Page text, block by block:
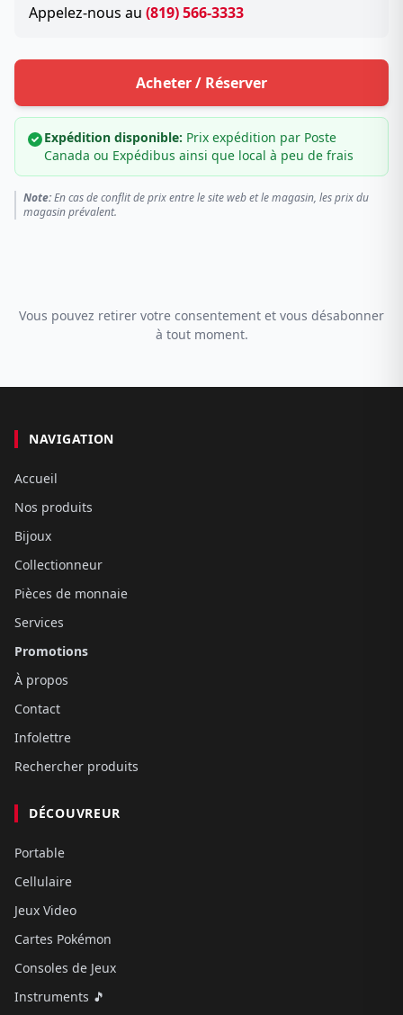
Appelez-nous au (819) 566-3333
Acheter / Réserver
Expédition disponible: Prix expédition par Poste
Canada ou Expédibus ainsi que local à peu de frais
Note:En cas de conflit de prix entre le site web et le magasin, les prix du
magasin prévalent.
Vous pouvez retirer votre consentement et vous désabonner
à tout moment.
NAVIGATION
Accueil
Nos produits
Bijoux
Collectionneur
Pièces de monnaie
Services
Promotions
À propos
Contact
Infolettre
Rechercher produits
DÉCOUVREUR
Portable
Cellulaire
Jeux Video
Cartes Pokémon
Consoles de Jeux
Instruments 🎵